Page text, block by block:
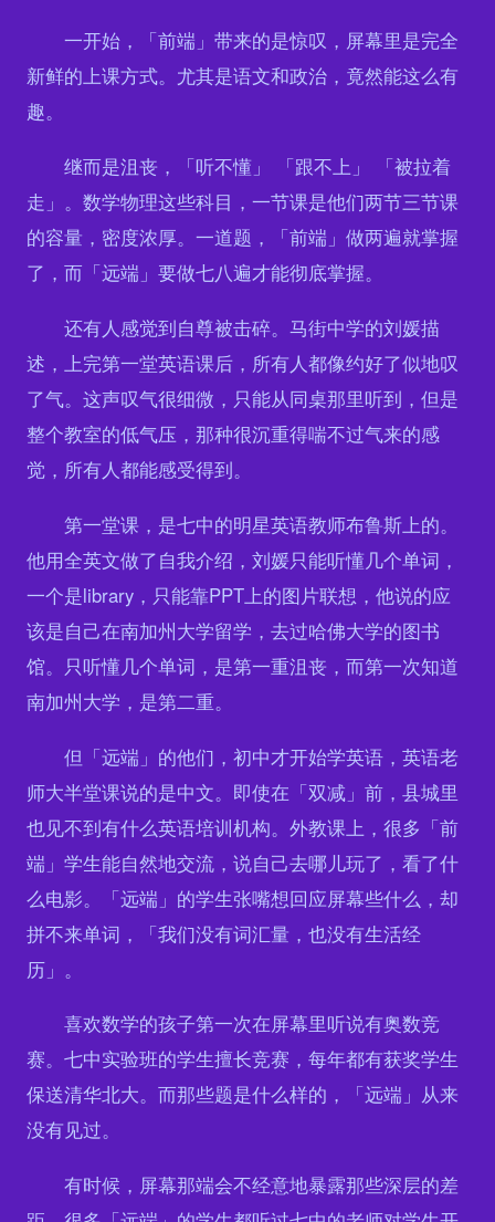
一开始，「前端」带来的是惊叹，屏幕里是完全
新鲜的上课方式。尤其是语文和政治，竟然能这么有
趣。
继而是沮丧，「听不懂」 「跟不上」 「被拉着
走」。数学物理这些科目，一节课是他们两节三节课
的容量，密度浓厚。一道题，「前端」做两遍就掌握
了，而「远端」要做七八遍才能彻底掌握。
还有人感觉到自尊被击碎。马街中学的刘媛描
述，上完第一堂英语课后，所有人都像约好了似地叹
了气。这声叹气很细微，只能从同桌那里听到，但是
整个教室的低气压，那种很沉重得喘不过气来的感
觉，所有人都能感受得到。
第一堂课，是七中的明星英语教师布鲁斯上的。
他用全英文做了自我介绍，刘媛只能听懂几个单词，
一个是library，只能靠PPT上的图片联想，他说的应
该是自己在南加州大学留学，去过哈佛大学的图书
馆。只听懂几个单词，是第一重沮丧，而第一次知道
南加州大学，是第二重。
但「远端」的他们，初中才开始学英语，英语老
师大半堂课说的是中文。即使在「双减」前，县城里
也见不到有什么英语培训机构。外教课上，很多「前
端」学生能自然地交流，说自己去哪儿玩了，看了什
么电影。「远端」的学生张嘴想回应屏幕些什么，却
拼不来单词，「我们没有词汇量，也没有生活经
历」。
喜欢数学的孩子第一次在屏幕里听说有奥数竞
赛。七中实验班的学生擅长竞赛，每年都有获奖学生
保送清华北大。而那些题是什么样的，「远端」从来
没有见过。
有时候，屏幕那端会不经意地暴露那些深层的差